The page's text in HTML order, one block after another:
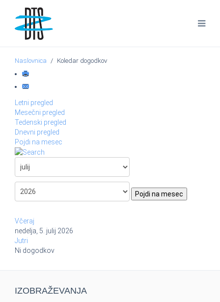
Naslovnica Koledar dogodkov
Letni pregled
Mesečni pregled
Tedenski pregled
Dnevni pregled
Pojdi na mesec
Pojdi na mesec
Včeraj
nedelja, 5. julij 2026
Jutri
Ni dogodkov
IZOBRAŽEVANJA